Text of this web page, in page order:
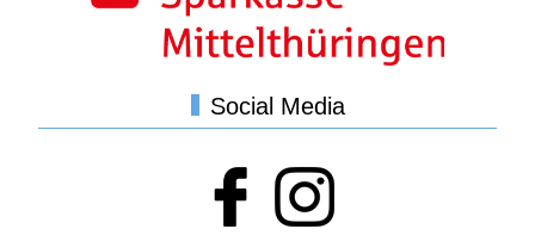
Social Media